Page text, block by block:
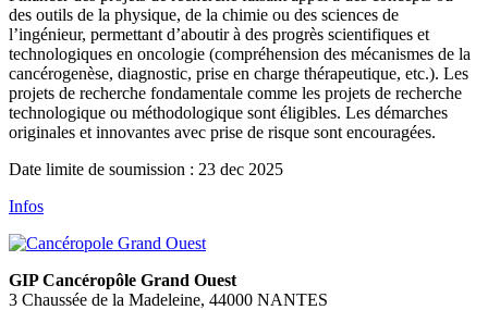
des outils de la physique, de la chimie ou des sciences de
l’ingénieur, permettant d’aboutir à des progrès scientifiques et
technologiques en oncologie (compréhension des mécanismes de la
cancérogenèse, diagnostic, prise en charge thérapeutique, etc.). Les
projets de recherche fondamentale comme les projets de recherche
technologique ou méthodologique sont éligibles. Les démarches
originales et innovantes avec prise de risque sont encouragées.
Date limite de soumission : 23 dec 2025
Infos
GIP Cancéropôle Grand Ouest
3 Chaussée de la Madeleine, 44000 NANTES